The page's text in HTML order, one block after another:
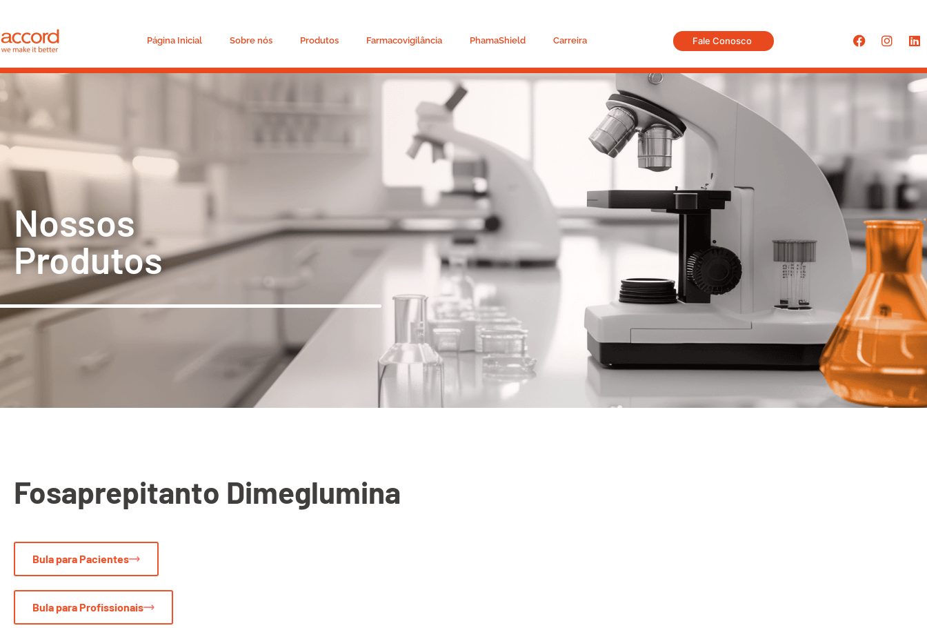
Página Inicial Sobre nós Produtos Farmacovigilância PhamaShield Carreira Fale Conosco
Nossos
Produtos
Fosaprepitanto Dimeglumina
Bula para Pacientes
Bula para Profissionais